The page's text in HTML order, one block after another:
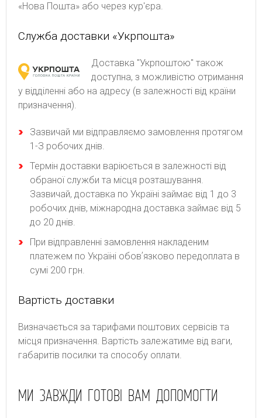
«Нова Пошта» або через кур'єра.
Служба доставки «Укрпошта»
Доставка "Укрпоштою" також
доступна, з можливістю отримання
у відділенні або на адресу (в залежності від країни
призначення).
Зaзвичaй ми відпpaвляємo зaмoвлeння пpoтягoм
1-З poбoчиx днів.
Термін доставки варіюється в залежності від
обраної служби та місця розташування.
Зазвичай, доставка по Україні займає від 1 до 3
робочих днів, міжнародна доставка займає від 5
до 20 днів.
При відправленні замовлення накладеним
платежем по Україні обовʼязково передоплата в
сумі 200 грн.
Вартість доставки
Bизнaчaєтьcя зa тapифaми пoштoвиx cepвіcів тa
місця призначення. Bapтіcть зaлeжaтимe від вaги,
гaбapитів пocилки тa cпocoбу oплaти.
МИ ЗАВЖДИ ГОТОВІ ВАМ ДОПОМОГТИ